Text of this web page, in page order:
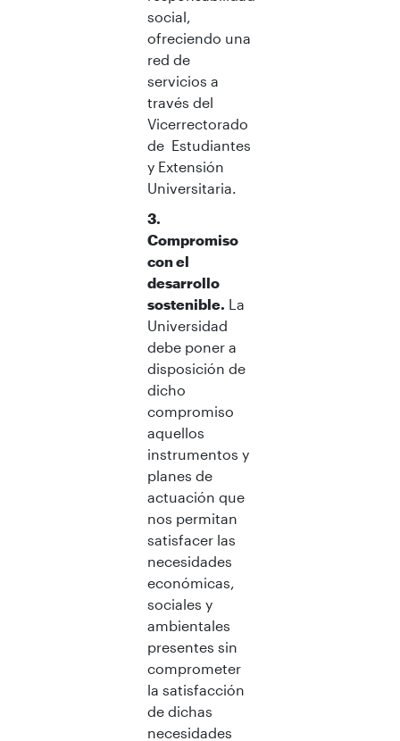
social,
ofreciendo una
red de
servicios a
través del
Vicerrectorado
de Estudiantes
y Extensión
Universitaria.
3.
Compromiso
con el
desarrollo
sostenible. La
Universidad
debe poner a
disposición de
dicho
compromiso
aquellos
instrumentos y
planes de
actuación que
nos permitan
satisfacer las
necesidades
económicas,
sociales y
ambientales
presentes sin
comprometer
la satisfacción
de dichas
necesidades